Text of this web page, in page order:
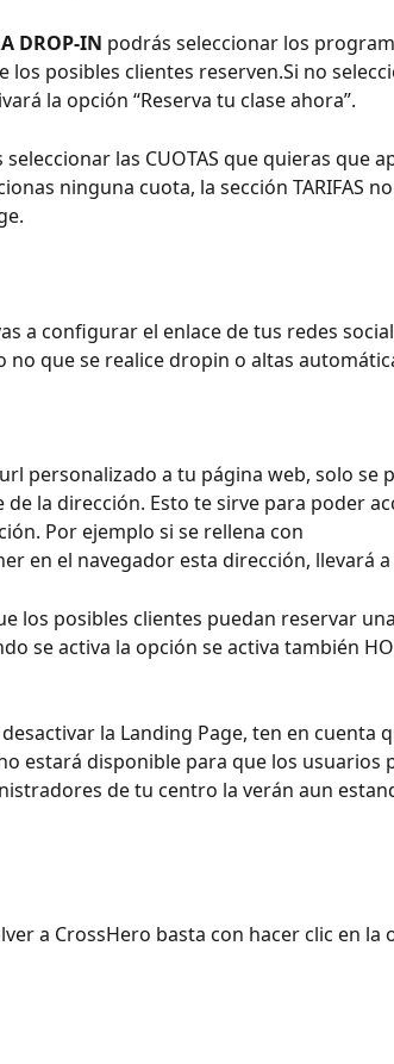
DROP-IN podrás seleccionar los
posibles clientes reserven.Si no
la opción “Reserva tu clase ahora”.
seleccionar las CUOTAS que quieras que
ninguna cuota, la sección TARIFAS
a configurar el enlace de tus redes
que se realice dropin o altas
personalizado a tu página web, solo se
la dirección. Esto te sirve para poder
Por ejemplo si se rellena con
en el navegador esta dirección, llevará
los posibles clientes puedan reservar
se activa la opción se activa también
la Landing Page, ten en cuenta
estará disponible para que los usuarios
de tu centro la verán aun
a CrossHero basta con hacer clic en la